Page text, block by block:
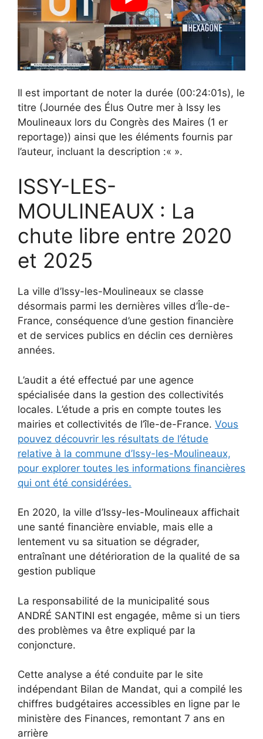
Il est important de noter la durée (00:24:01s), le
titre (Journée des Élus Outre mer à Issy les
Moulineaux lors du Congrès des Maires (1 er
reportage)) ainsi que les éléments fournis par
l’auteur, incluant la description :« ».
ISSY-LES-
MOULINEAUX : La
chute libre entre 2020
et 2025
La ville d’Issy-les-Moulineaux se classe
désormais parmi les dernières villes d’Île-de-
France, conséquence d’une gestion financière
et de services publics en déclin ces dernières
années.
L’audit a été effectué par une agence
spécialisée dans la gestion des collectivités
locales. L’étude a pris en compte toutes les
mairies et collectivités de l’île-de-France. Vous
pouvez découvrir les résultats de l’étude
relative à la commune d’Issy-les-Moulineaux,
pour explorer toutes les informations financières
qui ont été considérées.
En 2020, la ville d’Issy-les-Moulineaux affichait
une santé financière enviable, mais elle a
lentement vu sa situation se dégrader,
entraînant une détérioration de la qualité de sa
gestion publique
La responsabilité de la municipalité sous
ANDRÉ SANTINI est engagée, même si un tiers
des problèmes va être expliqué par la
conjoncture.
Cette analyse a été conduite par le site
indépendant Bilan de Mandat, qui a compilé les
chiffres budgétaires accessibles en ligne par le
ministère des Finances, remontant 7 ans en
arrière